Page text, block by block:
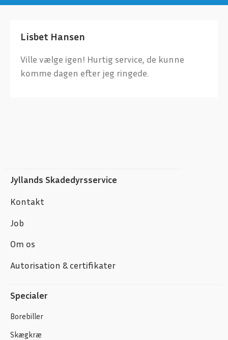
Lisbet Hansen
Ville vælge igen! Hurtig service, de kunne
komme dagen efter jeg ringede.
Jyllands Skadedyrsservice
Kontakt
Job
Om os
Autorisation & certifikater
Specialer
Borebiller
Skægkræ